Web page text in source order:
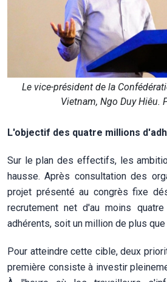
Le vice-président de la
Vietnam, Ngo Duy Hiêu.
L'objectif des quatre millions
Sur le plan des effectifs, les
hausse. Après consultation des
projet présenté au congrès fixe
recrutement net d'au moins
adhérents, soit un million de plus
Pour atteindre cette cible, deux
première consiste à investir